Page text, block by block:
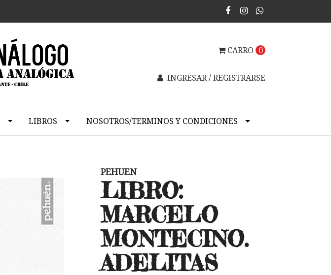
CARRO 0
INGRESAR / REGISTRARSE
LIBROS NOSOTROS/TERMINOS Y CONDICIONES
PEHUEN
LIBRO:
MARCELO
MONTECINO.
ADELITAS